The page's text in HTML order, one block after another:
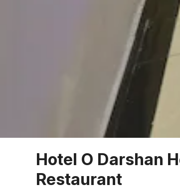
Hotel O Darshan
Restaurant